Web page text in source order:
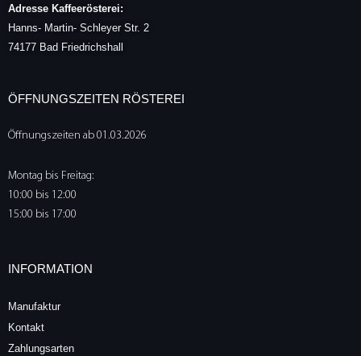
Adresse Kaffeerösterei:
Hanns- Martin- Schleyer Str. 2
74177 Bad Friedrichshall
ÖFFNUNGSZEITEN RÖSTEREI
Öffnungszeiten ab 01.03.2026
Montag bis Freitag:
10:00 bis 12:00
15:00 bis 17:00
INFORMATION
Manufaktur
Kontakt
Zahlungsarten